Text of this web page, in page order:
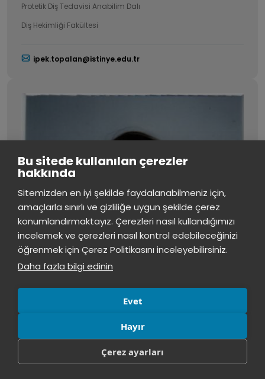
Bu sitede kullanılan çerezler
hakkında
Sitemizden en iyi şekilde faydalanabilmeniz için,
amaçlarla sınırlı ve gizliliğe uygun şekilde çerez
konumlandırmaktayız. Çerezleri nasıl kullandığımızı
incelemek ve çerezleri nasıl kontrol edebileceğinizi
öğrenmek için Çerez Politikasını inceleyebilirsiniz.
Daha fazla bilgi edinin
Evet
Hayır
Çerez ayarları
Protetik Diş Tedavisi Anabilim Dalı
Diş Hekimliği Fakültesi
ipek.topalan@istinye.edu.tr
çevrimiçi
İstinye Üniversitesi
Merhaba! Size nasıl yardımcı
olabilirim?